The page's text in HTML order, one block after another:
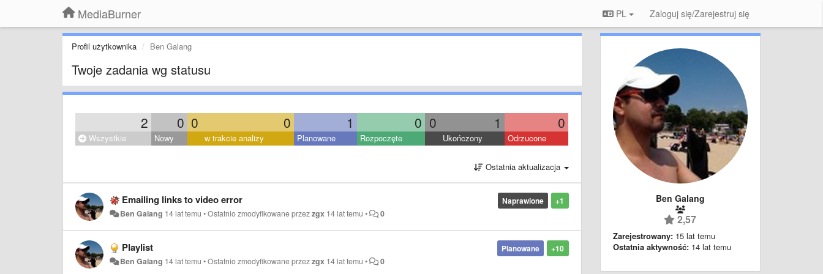
MediaBurner PL Zaloguj się/Zarejestruj się
Profil użytkownika Ben Galang
Twoje zadania wg statusu
2 0 0 0 1 0 0 1 0
Wszystkie Nowy w trakcie analizy Planowane Rozpoczęte Ukończony Odrzucone
Ostatnia aktualizacja
+1
Naprawione
Emailing links to video error
Ben Galang 14 lat temu •Ostatnio zmodyfikowane przezzgx 14 lat temu • 0
+10
Planowane
Playlist
Ben Galang 14 lat temu •Ostatnio zmodyfikowane przezzgx 14 lat temu • 0
Ben Galang
2,57
Zarejestrowany: 15 lat temu
Ostatnia aktywność: 14 lat temu